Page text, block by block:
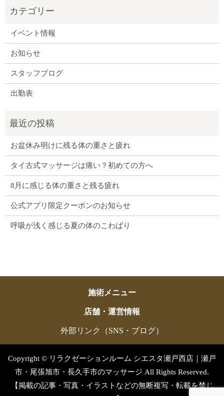
イベント情報
お知らせ
スタッフブログ
出勤表
お盆休み明けに残る体の重さと疲れ
タイ古式マッサージは痛い？初めての方へ
8月に感じる体の重さと残る疲れ
公式アプリ限定クーポンのお知らせ
呼吸が浅く感じる夏の体のこわばり
施術メニュー
店舗・運営情報
外部リンク（SNS・ブログ）
Copyright © リラクゼーションルーム シエスタ瀬戸西店｜瀬戸
市・尾張旭市・長久手市のマッサージ All Rights Reserved.
【掲載の記事・写真・イラストなどの無断複写・転載を禁じ